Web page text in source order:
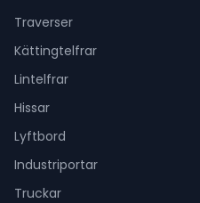
Traverser
Kättingtelfrar
Lintelfrar
Hissar
Lyftbord
Industriportar
Truckar